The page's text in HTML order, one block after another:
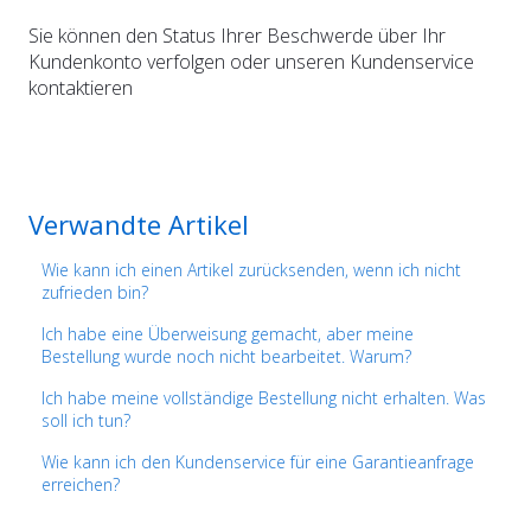
Sie können den Status Ihrer Beschwerde über Ihr
Kundenkonto verfolgen oder unseren Kundenservice
kontaktieren
Verwandte Artikel
Wie kann ich einen Artikel zurücksenden, wenn ich nicht
zufrieden bin?
Ich habe eine Überweisung gemacht, aber meine
Bestellung wurde noch nicht bearbeitet. Warum?
Ich habe meine vollständige Bestellung nicht erhalten. Was
soll ich tun?
Wie kann ich den Kundenservice für eine Garantieanfrage
erreichen?